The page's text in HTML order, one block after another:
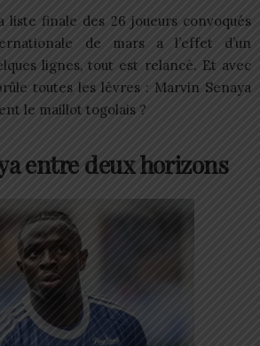
liste finale des 26 joueurs convoqués
de mars a l’effet d’un
lignes, tout est relancé. Et avec
toutes les lèvres : Marvin Senaya
le maillot togolais ?
entre deux horizons